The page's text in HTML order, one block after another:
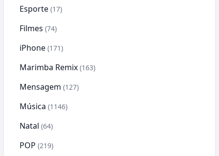
Esporte (17)
Filmes (74)
iPhone (171)
Marimba Remix (163)
Mensagem (127)
Música (1146)
Natal (64)
POP (219)